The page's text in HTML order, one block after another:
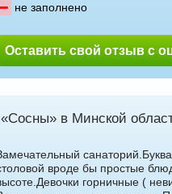
не заполнено
Оставить свой отзыв с
в Минской
вроде бы простые
горничные (